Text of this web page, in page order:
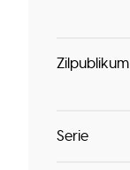
Zilpublikum
Serie